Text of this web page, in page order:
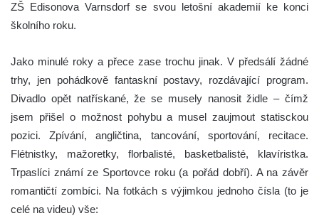
ZŠ Edisonova Varnsdorf se svou letošní akademií ke konci
školního roku.
Jako minulé roky a přece zase trochu jinak. V předsálí žádné
trhy, jen pohádkově fantaskní postavy, rozdávající program.
Divadlo opět natřískané, že se musely nanosit židle – čímž
jsem přišel o možnost pohybu a musel zaujmout statisckou
pozici. Zpívání, angličtina, tancování, sportování, recitace.
Flétnistky, mažoretky, florbalisté, basketbalisté, klavíristka.
Trpaslíci známí ze Sportovce roku (a pořád dobří). A na závěr
romantičtí zombíci. Na fotkách s výjimkou jednoho čísla (to je
celé na videu) vše: